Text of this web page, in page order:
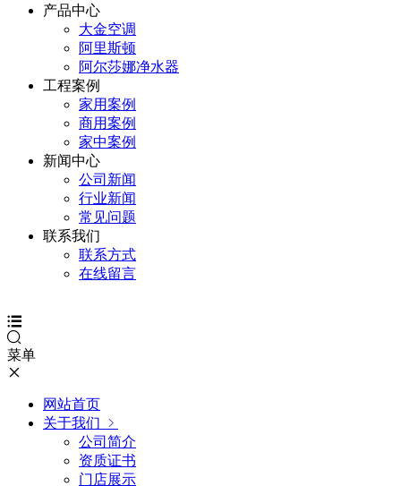
产品中心
大金空调
阿里斯顿
阿尔莎娜净水器
工程案例
家用案例
商用案例
家中案例
新闻中心
公司新闻
行业新闻
常见问题
联系我们
联系方式
在线留言
菜单
网站首页
关于我们
公司简介
资质证书
门店展示